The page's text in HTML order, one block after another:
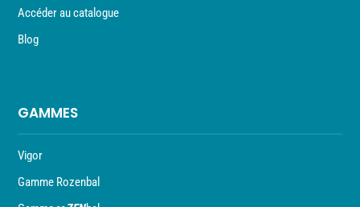
Accéder au catalogue
Blog
GAMMES
Vigor
Gamme Rozenbal